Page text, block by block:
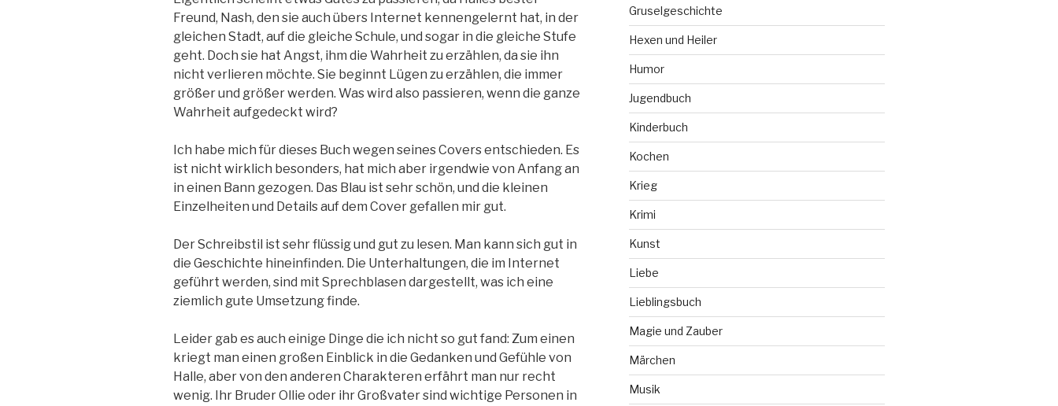
Freund, Nash, den sie auch übers Internet kennengelernt hat, in der
gleichen Stadt, auf die gleiche Schule, und sogar in die gleiche Stufe
geht. Doch sie hat Angst, ihm die Wahrheit zu erzählen, da sie ihn
nicht verlieren möchte. Sie beginnt Lügen zu erzählen, die immer
größer und größer werden. Was wird also passieren, wenn die ganze
Wahrheit aufgedeckt wird?
Ich habe mich für dieses Buch wegen seines Covers entschieden. Es
ist nicht wirklich besonders, hat mich aber irgendwie von Anfang an
in einen Bann gezogen. Das Blau ist sehr schön, und die kleinen
Einzelheiten und Details auf dem Cover gefallen mir gut.
Der Schreibstil ist sehr flüssig und gut zu lesen. Man kann sich gut in
die Geschichte hineinfinden. Die Unterhaltungen, die im Internet
geführt werden, sind mit Sprechblasen dargestellt, was ich eine
ziemlich gute Umsetzung finde.
Leider gab es auch einige Dinge die ich nicht so gut fand: Zum einen
kriegt man einen großen Einblick in die Gedanken und Gefühle von
Halle, aber von den anderen Charakteren erfährt man nur recht
wenig. Ihr Bruder Ollie oder ihr Großvater sind wichtige Personen in
Gruselgeschichte
Hexen und Heiler
Humor
Jugendbuch
Kinderbuch
Kochen
Krieg
Krimi
Kunst
Liebe
Lieblingsbuch
Magie und Zauber
Märchen
Musik